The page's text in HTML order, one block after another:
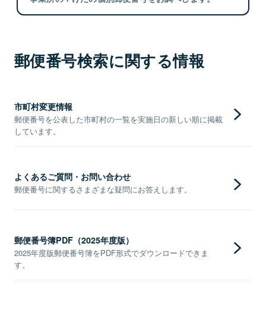
郵便番号検索に関する情報
市町村変更情報
郵便番号を公表した市町村の一覧を実施日の新しい順に掲載
しています。
よくあるご質問・お問い合わせ
郵便番号に関するさまざまな疑問にお答えします。
郵便番号簿PDF（2025年度版）
2025年度版郵便番号簿をPDF形式でダウンロードできま
す。